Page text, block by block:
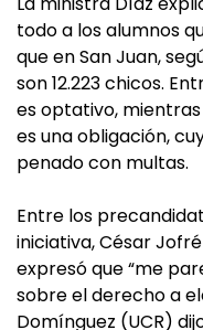
todo a los alumnos
que en San Juan,
son 12.223 chicos.
es optativo, mientras
es una obligación,
penado con multas.
Entre los
iniciativa, César
expresó que “me
sobre el derecho a
Domínguez (UCR)